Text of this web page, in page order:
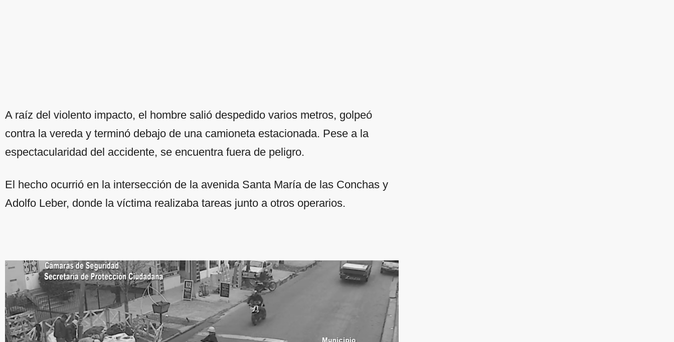
A raíz del violento impacto, el hombre salió despedido varios metros, golpeó
contra la vereda y terminó debajo de una camioneta estacionada. Pese a la
espectacularidad del accidente, se encuentra fuera de peligro.
El hecho ocurrió en la intersección de la avenida Santa María de las Conchas y
Adolfo Leber, donde la víctima realizaba tareas junto a otros operarios.